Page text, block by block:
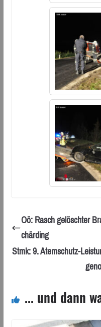
Oö: Rasch gelöschter
chärding
Stmk: 9. Atemschutz-
... und dann